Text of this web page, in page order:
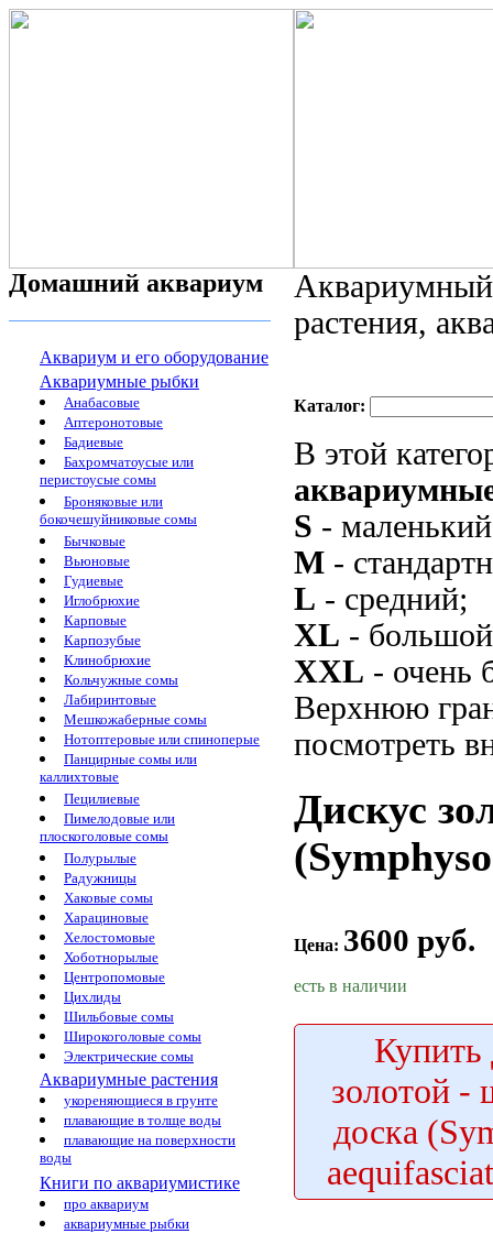
Домашний аквариум
Аквариум и его оборудование
Аквариумные рыбки
Анабасовые
Аптеронотовые
Бадиевые
Бахромчатоусые или
перистоусые сомы
Броняковые или
бокочешуйниковые сомы
Бычковые
Вьюновые
Гудиевые
Иглобрюхие
Карповые
Карпозубые
Клинобрюхие
Кольчужные сомы
Лабиринтовые
Мешкожаберные сомы
Нотоптеровые или спиноперые
Панцирные сомы или
каллихтовые
Пецилиевые
Пимелодовые или
плоскоголовые сомы
Полурылые
Радужницы
Хаковые сомы
Харациновые
Хелостомовые
Хоботнорылые
Центропомовые
Цихлиды
Шильбовые сомы
Широкоголовые сомы
Электрические сомы
Аквариумные растения
укореняющиеся в грунте
плавающие в толще воды
плавающие на поверхности
воды
Книги по аквариумистике
про аквариум
аквариумные рыбки
растения,
Каталог:
В этой
S -
M -
L - средний;
XL -
XXL - очень
Верхнюю
посмотреть
Дискус
Цена: 3600 руб.
есть в наличии
Купить
золотой -
доска